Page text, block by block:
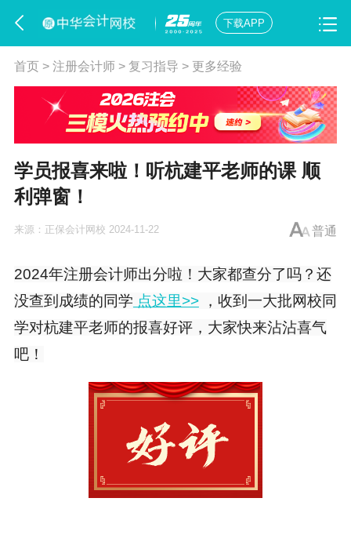
下载APP
首页> 注册会计师> 复习指导 > 更多经验
学员报喜来啦！听杭建平老师的课 顺
利弹窗！
普通
来源： 正保会计网校 2024-11-22
2024年注册会计师出分啦！大家都查分了吗？还
没查到成绩的同学 点这里>>，收到一大批网校同
学对杭建平老师的报喜好评，大家快来沾沾喜气
吧！